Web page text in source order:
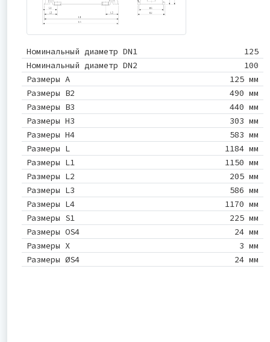
Номинальный диаметр DN1
125
Номинальный диаметр DN2
100
Размеры A
125 мм
Размеры B2
490 мм
Размеры B3
440 мм
Размеры H3
303 мм
Размеры H4
583 мм
Размеры L
1184 мм
Размеры L1
1150 мм
Размеры L2
205 мм
Размеры L3
586 мм
Размеры L4
1170 мм
Размеры S1
225 мм
Размеры OS4
24 мм
Размеры X
3 мм
Размеры ØS4
24 мм